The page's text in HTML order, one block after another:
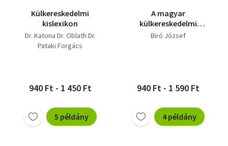
Külkereskedelmi
kislexikon
Dr. Katona Dr. Oblath Dr.
Pataki Forgács
940 Ft - 1 450 Ft
5 példány
A magyar
külkereskedelmi
politika
Biró József
940 Ft - 1 590 Ft
4 példány